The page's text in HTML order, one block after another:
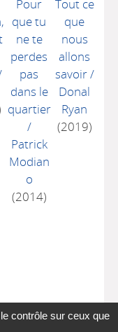
Pour
que tu
ne te
perdes
pas
dans le
quartier
/
Patrick
Modian
o
(2014)
Tout ce
que
nous
allons
savoir/
Donal
Ryan
(2019)
contrôle sur ceux que